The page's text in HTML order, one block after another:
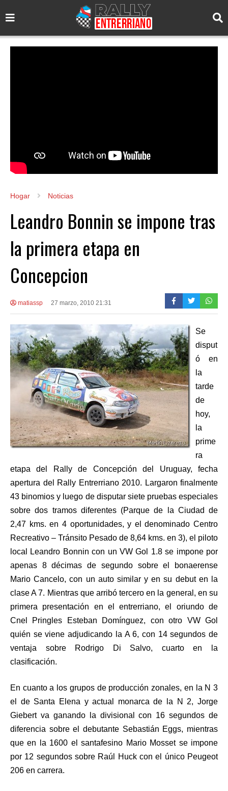
Hogar Noticias
Leandro Bonnin se impone tras
la primera etapa en
Concepcion
matiassp 27 marzo, 2010 21:31
Se
disput
ó en
la
tarde
de
hoy,
la
prime
ra
etapa del Rally de Concepción del Uruguay, fecha
apertura del Rally Entrerriano 2010. Largaron finalmente
43 binomios y luego de disputar siete pruebas especiales
sobre dos tramos diferentes (Parque de la Ciudad de
2,47 kms. en 4 oportunidades, y el denominado Centro
Recreativo – Tránsito Pesado de 8,64 kms. en 3), el piloto
local Leandro Bonnin con un VW Gol 1.8 se impone por
apenas 8 décimas de segundo sobre el bonaerense
Mario Cancelo, con un auto similar y en su debut en la
clase A 7. Mientras que arribó tercero en la general, en su
primera presentación en el entrerriano, el oriundo de
Cnel Pringles Esteban Domínguez, con otro VW Gol
quién se viene adjudicando la A 6, con 14 segundos de
ventaja sobre Rodrigo Di Salvo, cuarto en la
clasificación.
En cuanto a los grupos de producción zonales, en la N 3
el de Santa Elena y actual monarca de la N 2, Jorge
Giebert va ganando la divisional con 16 segundos de
diferencia sobre el debutante Sebastián Eggs, mientras
que en la 1600 el santafesino Mario Mosset se impone
por 12 segundos sobre Raúl Huck con el único Peugeot
206 en carrera.